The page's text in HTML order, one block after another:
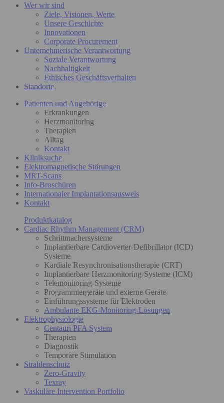
Wer wir sind
Ziele, Visionen, Werte
Unsere Geschichte
Innovationen
Corporate Procurement
Unternehmerische Verantwortung
Soziale Verantwortung
Nachhaltigkeit
Ethisches Geschäftsverhalten
Standorte
Patienten und Angehörige
Erkrankungen
Herzmonitoring
Therapien
Alltag
Kontakt
Kliniksuche
Elektromagnetische Störungen
MRT-Scans
Info-Broschüren
Internationaler Implantationsausweis
Kontakt
Produktkatalog
Cardiac Rhythm Management (CRM)
Schrittmachersysteme
Implantierbare Cardioverter-Defibrillator (ICD)
Systeme
Kardiale Resynchronisationstherapie (CRT)
Implantierbare Herzmonitoring-Systeme (ICM)
Telemonitoring-Systeme
Programmiergeräte und externe Geräte
Einführungssysteme für Elektroden
Ambulante EKG-Monitoring-Lösungen
Elektrophysiologie
Centauri PFA System
Therapien
Diagnostik
Temporäre Stimulation
Strahlenschutz
Zero-Gravity
Texray
Vaskuläre Intervention Portfolio